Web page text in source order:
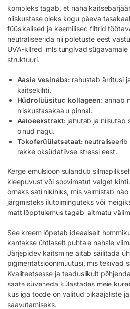
kompleks tagab, et naha
niiskustase oleks kogu päeva
füüsikalised ja keemilised filtrid
neutraliseerida nii põletuste eest
UVA-kiired, mis tungivad sügavamale
struktuuri.
Aasia vesinaba: rahustab ärritusi
kaitsekihti.
Hüdrolüüsitud kollageen: annab
niiskustasakaalu pinnal.
Aaloeekstrakt: jahutab ja niisutab
olnud nägu.
Tokoferüülatsetaat:
rakke oksüdatiivse stressi eest.
Kerge emulsioon sulandub
kleepuvust või soovimatut valget
õrnaks satiinikihiks, mis valmistab
järgmisteks ilutoiminguteks või
matt lõpptulemus tagab laitmatu
See kreem lõpetab ideaalselt
kantakse ühtlaselt puhtale nahale
Järjepidev kaitsmine aitab säilitada
pigmentatsioonimuutusi, mis tekivad
Kvaliteetsesse ja teaduslikult
saate süveneda külastades meie
kus iga toode on valitud pikaajaliste
saavutamiseks.